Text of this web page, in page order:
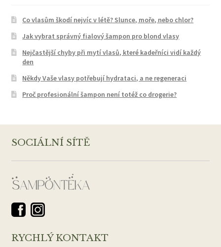
Co vlasům škodí nejvíc v létě? Slunce, moře, nebo chlor?
Jak vybrat správný fialový šampon pro blond vlasy
Nejčastější chyby při mytí vlasů, které kadeřníci vidí každý
den
Někdy Vaše vlasy potřebují hydrataci, a ne regeneraci
Proč profesionální šampon není totéž co drogerie?
SOCIÁLNÍ SÍTĚ
RYCHLÝ KONTAKT